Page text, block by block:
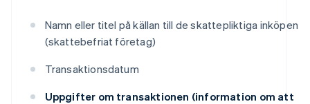
Namn eller titel på källan till de skattepliktiga inköpen
(skattebefriat företag)
Transaktionsdatum
Uppgifter om transaktionen (information om att